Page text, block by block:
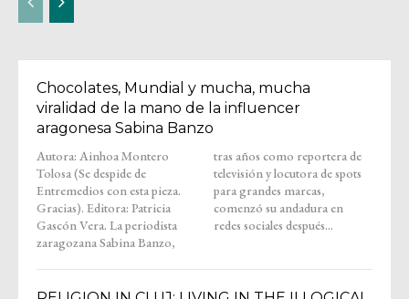
Chocolates, Mundial y mucha, mucha
viralidad de la mano de la influencer
aragonesa Sabina Banzo
Autora: Ainhoa Montero
Tolosa (Se despide de
Entremedios con esta pieza.
Gracias). Editora: Patricia
Gascón Vera. La periodista
zaragozana Sabina Banzo,
tras años como reportera de
televisión y locutora de spots
para grandes marcas,
comenzó su andadura en
redes sociales después...